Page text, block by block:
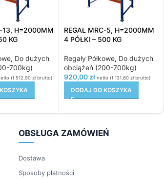
13, H=2000MM
KG
, Do dużych
700kg)
(1 512,90 złbrutto)
REGAŁ MRC-5, H=2000MM
4 PÓŁKI – 500 KG
Regały Półkowe, Do dużych
obciążeń (200-700kg)
920,00 zł netto (1 131,60zł brutto)
DODAJ DO KOSZYKA
OBSŁUGA ZAMÓWIEŃ
Dostawa
Sposoby płatności